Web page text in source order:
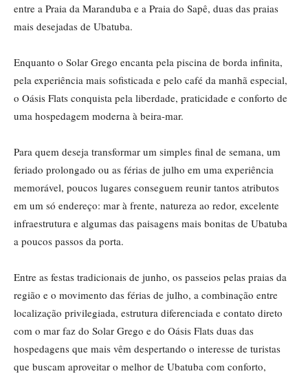
entre a Praia da Maranduba e a Praia do Sapê, duas das praias
mais desejadas de Ubatuba.
Enquanto o Solar Grego encanta pela piscina de borda infinita,
pela experiência mais sofisticada e pelo café da manhã especial,
o Oásis Flats conquista pela liberdade, praticidade e conforto de
uma hospedagem moderna à beira-mar.
Para quem deseja transformar um simples final de semana, um
feriado prolongado ou as férias de julho em uma experiência
memorável, poucos lugares conseguem reunir tantos atributos
em um só endereço: mar à frente, natureza ao redor, excelente
infraestrutura e algumas das paisagens mais bonitas de Ubatuba
a poucos passos da porta.
Entre as festas tradicionais de junho, os passeios pelas praias da
região e o movimento das férias de julho, a combinação entre
localização privilegiada, estrutura diferenciada e contato direto
com o mar faz do Solar Grego e do Oásis Flats duas das
hospedagens que mais vêm despertando o interesse de turistas
que buscam aproveitar o melhor de Ubatuba com conforto,